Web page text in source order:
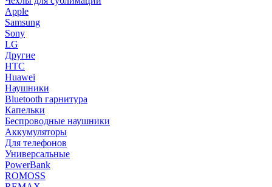
Apple
Samsung
Sony
LG
Другие
HTC
Huawei
Наушники
Bluetooth гарнитура
Капельки
Беспроводные наушники
Аккумуляторы
Для телефонов
Универсальные
PowerBank
ROMOSS